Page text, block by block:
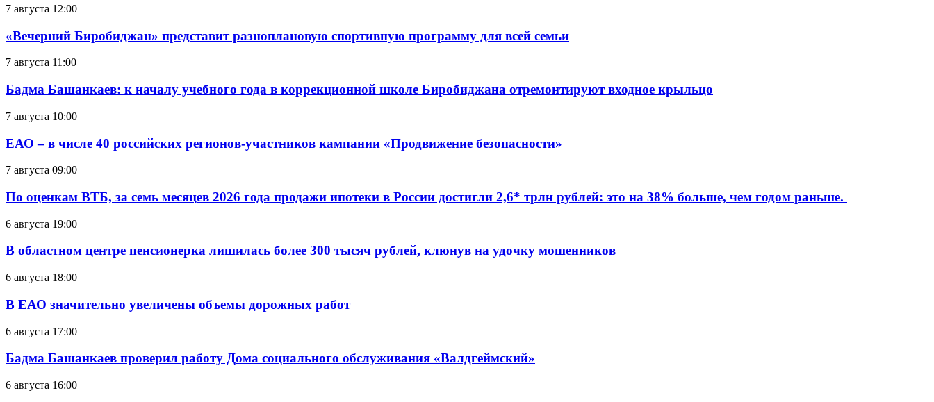
7 августа 12:00
«Вечерний Биробиджан» представит разноплановую спортивную программу для всей семьи
7 августа 11:00
Бадма Башанкаев: к началу учебного года в коррекционной школе Биробиджана отремонтируют входное крыльцо
7 августа 10:00
ЕАО – в числе 40 российских регионов-участников кампании «Продвижение безопасности»
7 августа 09:00
По оценкам ВТБ, за семь месяцев 2026 года продажи ипотеки в России достигли 2,6* трлн рублей: это на 38% больше, чем годом раньше.
6 августа 19:00
В областном центре пенсионерка лишилась более 300 тысяч рублей, клюнув на удочку мошенников
6 августа 18:00
В ЕАО значительно увеличены объемы дорожных работ
6 августа 17:00
Бадма Башанкаев проверил работу Дома социального обслуживания «Валдгеймский»
6 августа 16:00